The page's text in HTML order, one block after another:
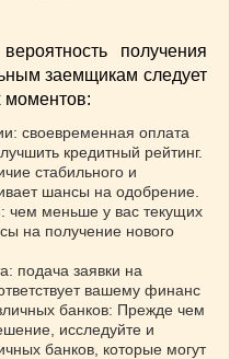
получения
заемщикам следует
моментов:
своевременная оплата
кредитный рейтинг.
стабильного и
шансы на одобрение.
чем меньше у вас текущих
на получение нового
подача заявки на
вашему финанс
банков: Прежде чем
исследуйте и
банков, которые могут